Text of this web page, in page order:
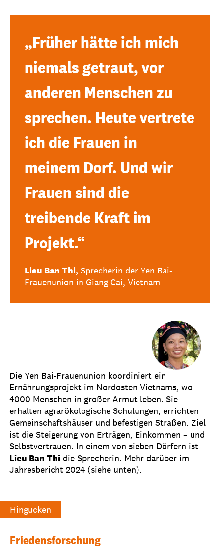
„Früher hätte ich mich
niemals getraut, vor
anderen Menschen zu
sprechen. Heute vertrete
ich die Frauen in
meinem Dorf. Und wir
Frauen sind die
treibende Kraft im
Projekt.“
Lieu Ban Thi, Sprecherin der Yen Bai-
Frauenunion in Giang Cai, Vietnam
Die Yen Bai-Frauenunion koordiniert ein
Ernährungsprojekt im Nordosten Vietnams, wo
4000 Menschen in großer Armut leben. Sie
erhalten agrarökologische Schulungen, errichten
Gemeinschaftshäuser und befestigen Straßen. Ziel
ist die Steigerung von Erträgen, Einkommen – und
Selbstvertrauen. In einem von sieben Dörfern ist
Lieu Ban Thi die Sprecherin. Mehr darüber im
Jahresbericht 2024 (siehe unten).
Hingucken
Friedensforschung